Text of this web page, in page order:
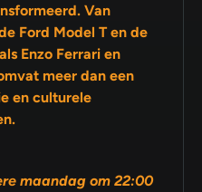
Van
Ford Model T en de
meer dan een
maandag om 22:00